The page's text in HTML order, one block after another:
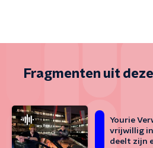
Fragmenten uit
Yourie
vrijwillig
deelt zijn